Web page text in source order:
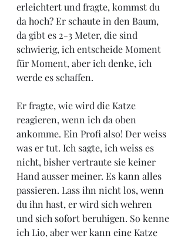
erleichtert und fragte, kommst du
da hoch? Er schaute in den Baum,
da gibt es 2-3 Meter, die sind
schwierig, ich entscheide Moment
für Moment, aber ich denke, ich
werde es schaffen.
Er fragte, wie wird die Katze
reagieren, wenn ich da oben
ankomme. Ein Profi also! Der weiss
was er tut. Ich sagte, ich weiss es
nicht, bisher vertraute sie keiner
Hand ausser meiner. Es kann alles
passieren. Lass ihn nicht los, wenn
du ihn hast, er wird sich wehren
und sich sofort beruhigen. So kenne
ich Lio, aber wer kann eine Katze